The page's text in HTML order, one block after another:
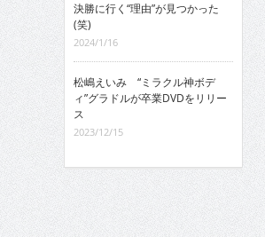
決勝に行く“理由”が見つかった
(笑)
2024/1/16
松嶋えいみ “ミラクル神ボデ
ィ”グラドルが卒業DVDをリリー
ス
2023/12/15